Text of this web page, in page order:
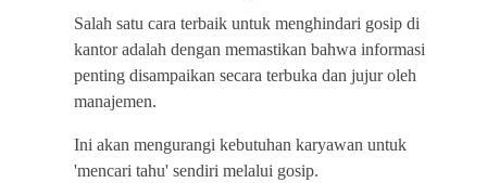
Salah satu cara terbaik untuk menghindari gosip di
kantor adalah dengan memastikan bahwa informasi
penting disampaikan secara terbuka dan jujur oleh
manajemen.
Ini akan mengurangi kebutuhan karyawan untuk
'mencari tahu' sendiri melalui gosip.